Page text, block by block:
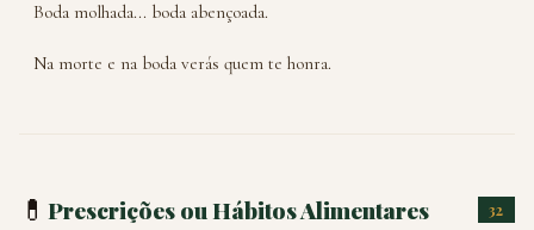
Boda molhada... boda abençoada.
Na morte e na boda verás quem te honra.
💊 Prescrições ou Hábitos Alimentares 32